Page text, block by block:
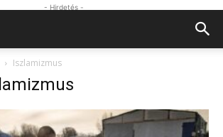
- Hirdetés -
Iszlamizmus